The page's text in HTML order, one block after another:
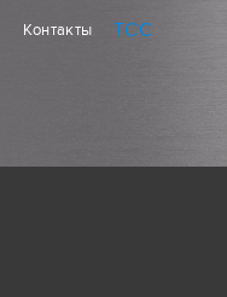
Контакты ТСС